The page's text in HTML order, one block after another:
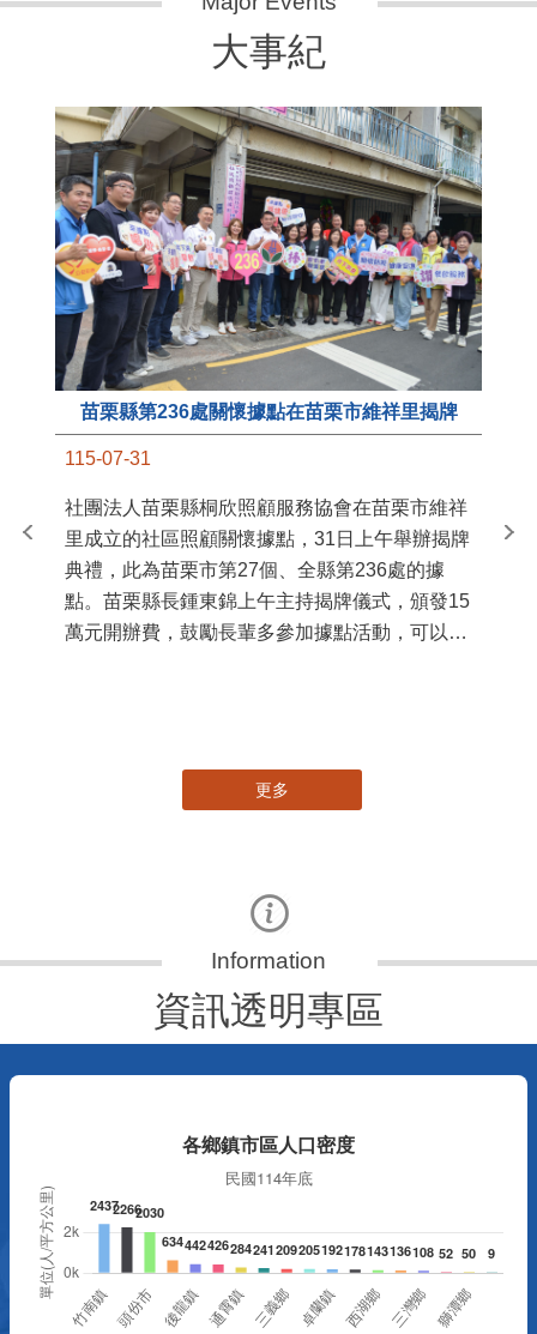
大事紀
苗栗縣第236處關懷據點在苗栗市維祥里揭牌
115-07-31
社團法人苗栗縣桐欣照顧服務協會在苗栗市維祥
里成立的社區照顧關懷據點，31日上午舉辦揭牌
典禮，此為苗栗市第27個、全縣第236處的據
點。苗栗縣長鍾東錦上午主持揭牌儀式，頒發15
萬元開辦費，鼓勵長輩多參加據點活動，可以更
苗
更多
資訊透明專區